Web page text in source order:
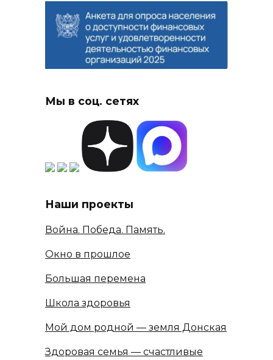
Мы в соц. сетях
Наши проекты
Война. Победа. Память.
Окно в прошлое
Большая перемена
Школа здоровья
Мой дом родной — земля Донская
Здоровая семья — счастливые